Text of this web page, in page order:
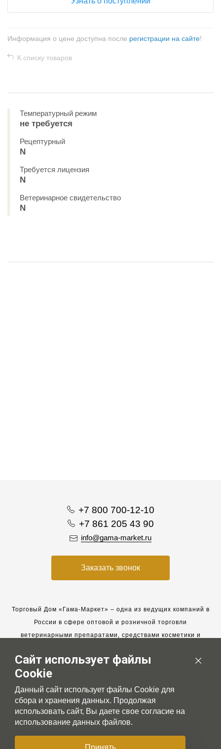
Информация о цене доступна после регистрации на сайте!
К списку товаров
Температурный режим
не требуется
Рецептурный
N
Требуется лицензия
N
Ветеринарное свидетельство
N
+7 800 700-12-10
+7 861 205 43 90
info@gama-market.ru
Заказать звонок
Торговый Дом «Гама-Маркет» – одна из ведущих компаний в
России в сфере оптовой и розничной торговли
ветеринарными препаратами, средствами косметики и
Мы работаем с 2005 года. Мы приглашаем к сотрудничеству
новых клиентов и всегда рассчитываем на взаимовыгодные,
долгосрочные партнерские отношения.
Сайт использует файлы
Cookie
Данный сайт использует файлы Cookie для
сбора и хранения данных. Продолжая
использовать сайт, Вы даете свое согласие на
использование данных файлов.
Принять